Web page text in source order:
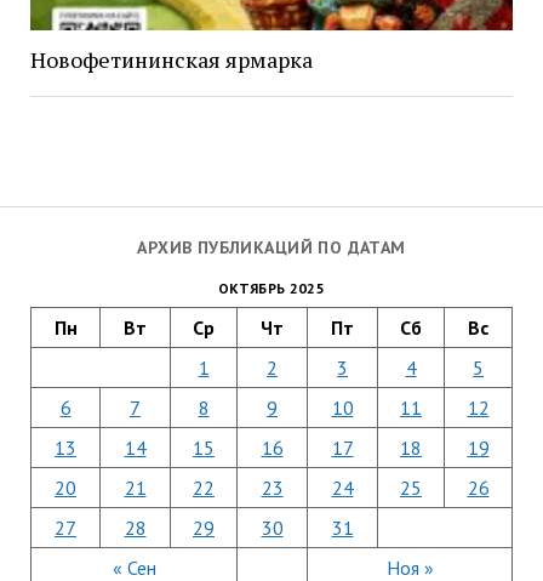
АРХИВ ПУБЛИКАЦИЙ ПО ДАТАМ
ОКТЯБРЬ 2025
Пн Вт Ср Чт Пт Сб Вс
« Сен Ноя »
1 2 3 4
5
6
7 8 9 10 11
12
13
14 15 16 17 18
19
20
21 22 23 24 25
26
27
28 29 30 31
Новофетининская ярмарка